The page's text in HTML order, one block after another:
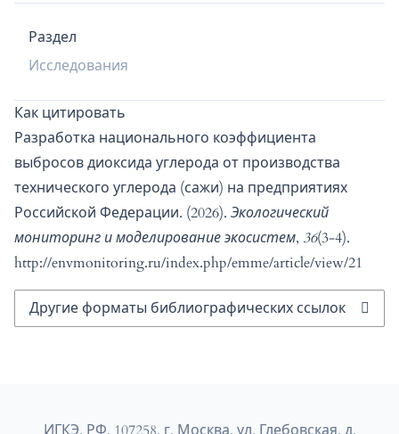
Раздел
Исследования
Как цитировать
Разработка национального коэффициента
выбросов диоксида углерода от производства
технического углерода (сажи) на предприятиях
Российской Федерации. (2026). Экологический
мониторинг и моделирование экосистем, 36(3-4).
http://envmonitoring.ru/index.php/emme/article/view/21
Другие форматы библиографических ссылок